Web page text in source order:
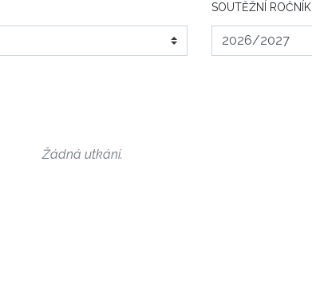
SOUTĚŽNÍ ROČNÍK
Žádná utkání.